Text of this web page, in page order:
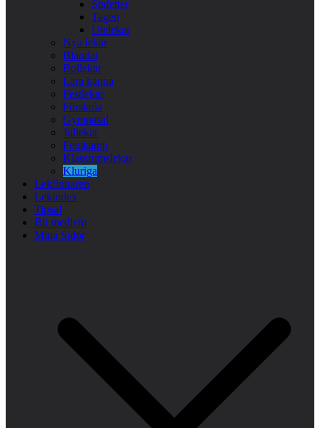
Stafetter
Tagen
Utelekar
Nya lekar
Blandat
Bollekar
Lära känna
Festlekar
Förskola
Gympasal
Jullekar
Femkamp
Klassrumslekar
Kluriga
Lekfinnaren
Lekindex
Tipsa!
Bli medlem
Mina Sidor